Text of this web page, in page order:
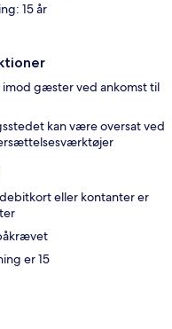
15 år
gæster ved ankomst til
kan være oversat ved
eller kontanter er
er 15